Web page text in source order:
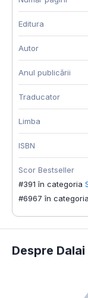
Editura
Autor
Anul publicării
Traducator
Limba
ISBN
Scor Bestseller
#391 în categoria
#6967 în categoria
Despre Dalai